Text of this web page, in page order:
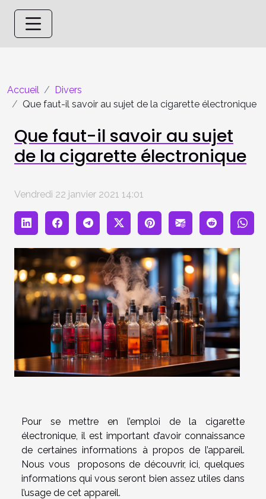
Accueil
Divers
Que faut-il savoir au sujet de la cigarette électronique
Que faut-il savoir au sujet
de la cigarette électronique
Vendredi 22 janvier 2021 14:01
Pour se mettre en l’emploi de la cigarette
électronique, il est important d’avoir connaissance
de certaines informations à propos de l’appareil.
Nous vous proposons de découvrir, ici, quelques
informations qui vous seront bien assez utiles dans
l’usage de cet appareil.